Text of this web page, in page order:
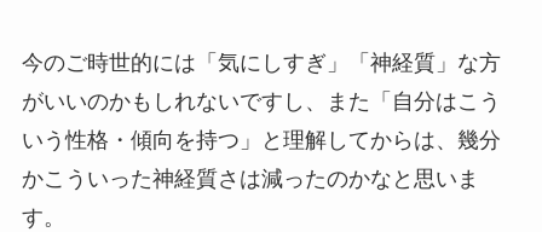
今のご時世的には「気にしすぎ」「神経質」な方
がいいのかもしれないですし、また「自分はこう
いう性格・傾向を持つ」と理解してからは、幾分
かこういった神経質さは減ったのかなと思いま
す。